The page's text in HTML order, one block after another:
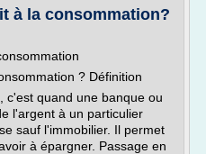
à la consommation?
? Définition
c'est quand une banque ou
l'argent à un particulier
sauf l'immobilier. Il permet
à épargner. Passage en